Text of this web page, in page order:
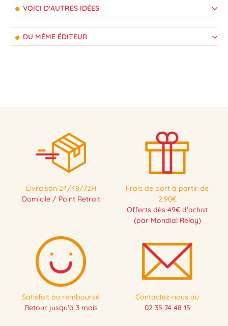
VOICI D'AUTRES IDÉES
DU MÊME ÉDITEUR
Livraison 24/48/72H
Domicile / Point Retrait
Frais de port à partir de
2,90€
Offerts dès 49€ d'achat
(par Mondial Relay)
Satisfait ou remboursé
Retour jusqu'à 3 mois
Contactez-nous au
02 35 74 48 15